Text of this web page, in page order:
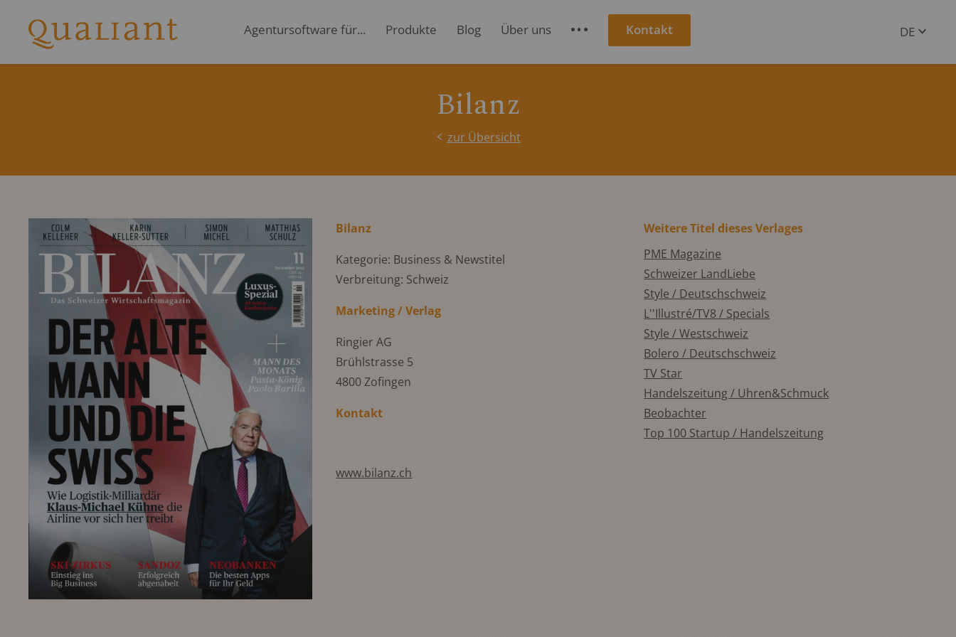
Agentursoftware für... Produkte Blog Über uns S Kontakt
DE
Bilanz
zur Übersicht
Bilanz
Kategorie: Business & Newstitel
Verbreitung: Schweiz
Marketing / Verlag
Ringier AG
Brühlstrasse 5
4800 Zofingen
Kontakt
www.bilanz.ch
Weitere Titel dieses Verlages
PME Magazine
Schweizer LandLiebe
Style / Deutschschweiz
L''Illustré/TV8 / Specials
Style / Westschweiz
Bolero / Deutschschweiz
TV Star
Handelszeitung / Uhren&Schmuck
Beobachter
Top 100 Startup / Handelszeitung